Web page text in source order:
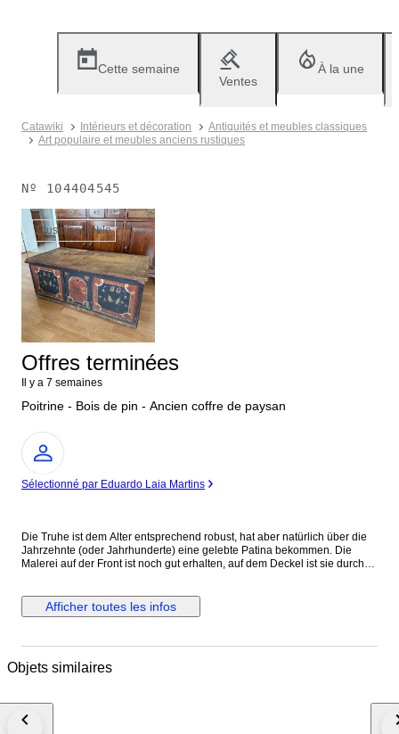
Cette semaine
Ventes
À la une
Catawiki Intérieurs et décoration
Antiquités et meubles classiques
Art populaire et meubles anciens rustiques
Nº 104404545
Plus disponible
Offres terminées
Il y a 7 semaines
Poitrine - Bois de pin - Ancien coffre de paysan
Expert
Sélectionné par Eduardo Laia Martins
Die Truhe ist dem Alter entsprechend robust, hat aber natürlich über die
Jahrzehnte (oder Jahrhunderte) eine gelebte Patina bekommen. Die
Malerei auf der Front ist noch gut erhalten, auf dem Deckel ist sie durch
aber den authentischen Shabby-Chic- / Antik-Look aus. Das Holz ist
trocken und stabil. Einer der Schaniere muss befestigt werden, dennoch
Afficher toutes les infos
Objets similaires